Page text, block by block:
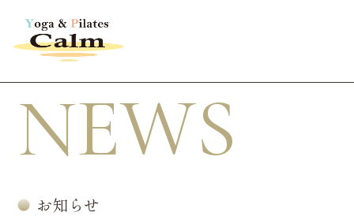
NEWS
お知らせ